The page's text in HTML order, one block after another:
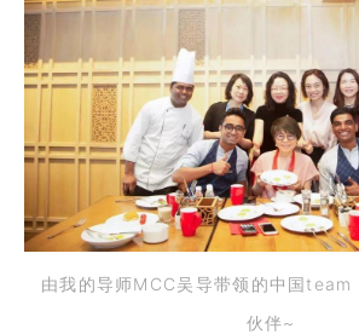
由我的导师MCC吴导带领的中国team
伙伴~